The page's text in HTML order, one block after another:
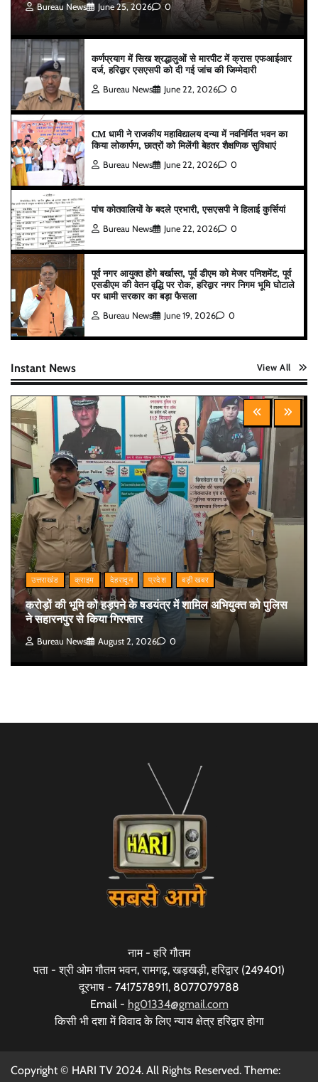
Bureau News June 25, 2026 0
कर्णप्रयाग में सिख श्रद्धालुओं से मारपीट में क्रास एफआईआर
दर्ज, हरिद्वार एसएसपी को दी गई जांच की जिम्मेदारी
Bureau News June 22, 2026 0
CM धामी ने राजकीय महाविद्यालय दन्या में नवनिर्मित भवन का
किया लोकार्पण, छात्रों को मिलेंगी बेहतर शैक्षणिक सुविधाएं
Bureau News June 22, 2026 0
पांच कोतवालियों के बदले प्रभारी, एसएसपी ने हिलाई कुर्सियां
Bureau News June 22, 2026 0
पूर्व नगर आयुक्त होंगे बर्खास्त, पूर्व डीएम को मेजर पनिशमेंट, पूर्व
एसडीएम की वेतन वृद्धि पर रोक, हरिद्वार नगर निगम भूमि घोटाले
पर धामी सरकार का बड़ा फैसला
Bureau News June 19, 2026 0
Instant News View All
उत्तराखंड क्राइम देहरादून प्रदेश बड़ी खबर
करोड़ों की भूमि को हड़पने के षडयंत्र में शामिल अभियुक्त को पुलिस
ने सहारनपुर से किया गिरफ्तार
Bureau News August 2, 2026 0
नाम - हरि गौतम
पता - श्री ओम गौतम भवन, रामगढ़, खड़खड़ी, हरिद्वार (249401)
दूरभाष - 7417578911, 8077079788
Email - hg01334@gmail.com
किसी भी दशा में विवाद के लिए न्याय क्षेत्र हरिद्वार होगा
Copyright © HARI TV 2024. All Rights Reserved. Theme: